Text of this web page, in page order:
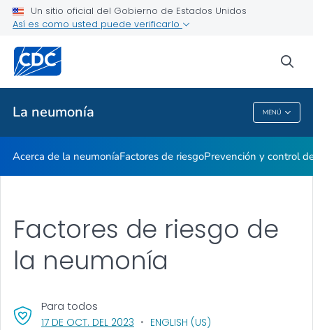
Un sitio oficial del Gobierno de Estados Unidos
Así es como usted puede verificarlo
La neumonía MENÚ
Temas relacionados
La Neumonía
Acerca de la neumoníaFactores de riesgoPrevención y control
Factores de riesgo de
la neumonía
17 DE OCT. DEL 2023 , VISIT LINK FOR DETAILS.
ENGLISH (US)
Para todos